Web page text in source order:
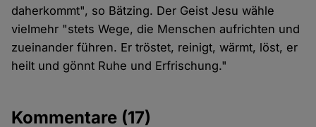
daherkommt", so Bätzing. Der Geist Jesu wähle
vielmehr "stets Wege, die Menschen aufrichten und
zueinander führen. Er tröstet, reinigt, wärmt, löst, er
heilt und gönnt Ruhe und Erfrischung."
Kommentare (17)